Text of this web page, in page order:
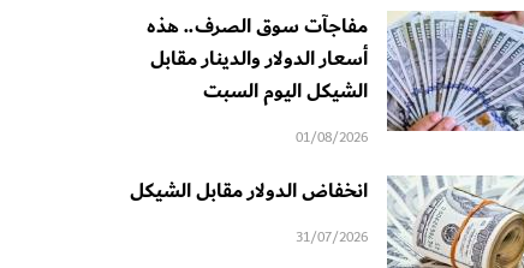
مفاجآت سوق الصرف.. هذه
أسعار الدولار والدينار مقابل
الشيكل اليوم السبت
01/08/2026
انخفاض الدولار مقابل الشيكل
31/07/2026